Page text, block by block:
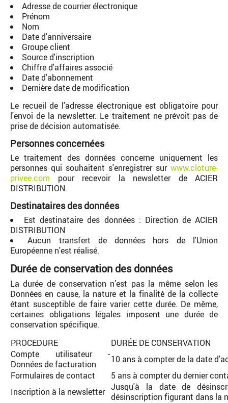
Adresse de courrier électronique
Prénom
Nom
Date d'anniversaire
Groupe client
Source d'inscription
Chiffre d'affaires associé
Date d'abonnement
Dernière date de modification
Le recueil de l'adresse électronique est obligatoire pour
l'envoi de la newsletter. Le traitement ne prévoit pas de
prise de décision automatisée.
Personnes concernées
Le traitement des données concerne uniquement les
personnes qui souhaitent s'enregistrer sur www.cloture-
privee.com pour recevoir la newsletter de ACIER
DISTRIBUTION.
Destinataires des données
Est destinataire des données : Direction de ACIER
DISTRIBUTION
Aucun transfert de données hors de l'Union
Européenne n'est réalisé.
Durée de conservation des données
La durée de conservation n’est pas la même selon les
Données en cause, la nature et la finalité de la collecte
étant susceptible de faire varier cette durée. De même,
certaines obligations légales imposent une durée de
conservation spécifique.
PROCEDURE
DURÉE DE CONSERVATION
Compte utilisateur -
Données de facturation
10 ans à compter de la date
Formulaires de contact
5 ans à compter du dernier
Inscription à la newsletter Jusqu'à la date de
désinscription figurant dans la